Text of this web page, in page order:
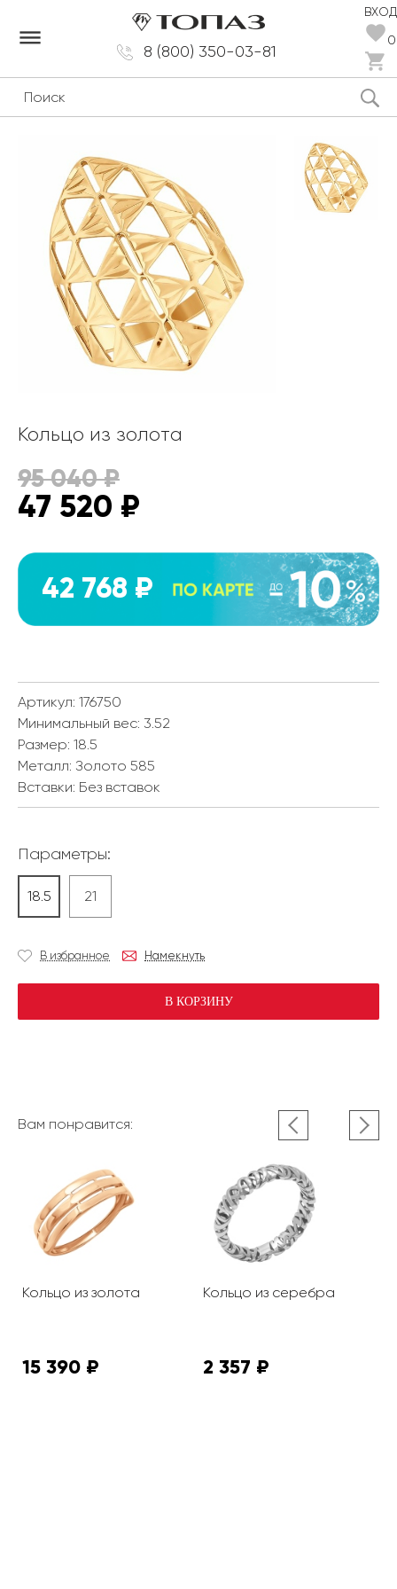
8 (800) 350-03-81
ВХОД
0
dehaze
Кольцо из золота
95 040₽
47 520 ₽
42 768 ₽
Артикул: 176750
Минимальный вес: 3.52
Размер: 18.5
Металл: Золото 585
Вставки: Без вставок
Параметры:
18.5 21
В избранное Намекнуть
В КОРЗИНУ
Вам понравится:
Кольцо из золота
15 390 ₽
Кольцо из серебра
2 357 ₽